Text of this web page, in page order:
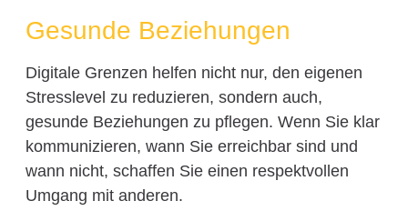
Gesunde Beziehungen
Digitale Grenzen helfen nicht nur, den eigenen
Stresslevel zu reduzieren, sondern auch,
gesunde Beziehungen zu pflegen. Wenn Sie klar
kommunizieren, wann Sie erreichbar sind und
wann nicht, schaffen Sie einen respektvollen
Umgang mit anderen.